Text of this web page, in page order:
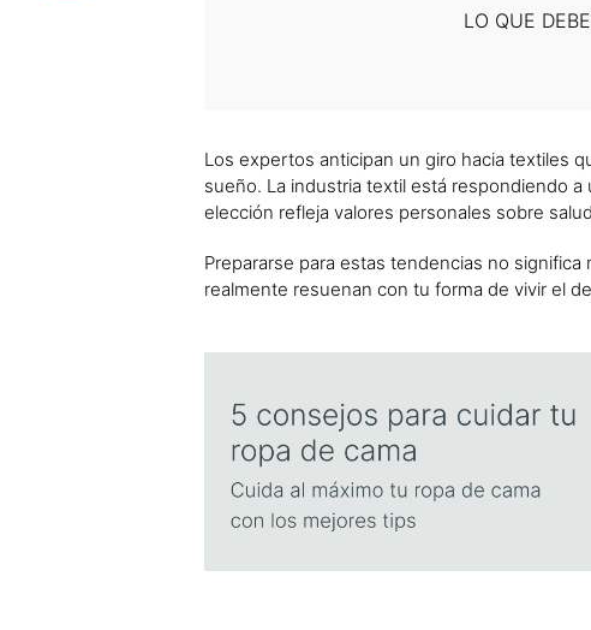
LO QUE
Los expertos anticipan un giro hacia textiles
sueño. La industria textil está respondiendo
elección refleja valores personales sobre
Prepararse para estas tendencias no
realmente resuenan con tu forma de vivir el